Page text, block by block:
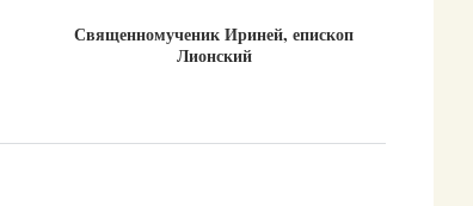
Священномученик Ириней, епископ
Лионский